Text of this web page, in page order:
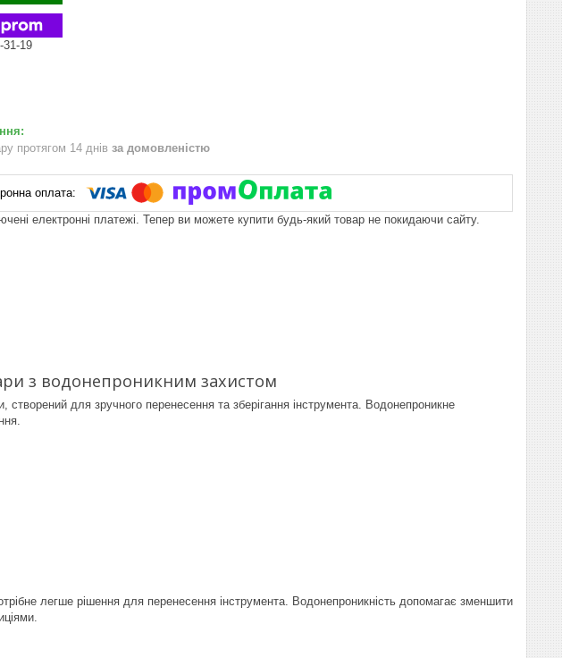
31-19
протягом 14 днів за домовленістю
електронні платежі. Тепер ви можете купити будь-який товар не покидаючи сайту.
з водонепроникним захистом
для зручного перенесення та зберігання інструмента. Водонепроникне
легше рішення для перенесення інструмента. Водонепроникність допомагає зменшити